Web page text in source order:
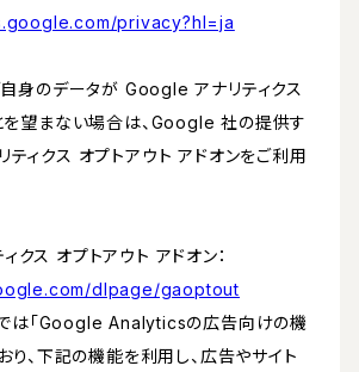
privacy?hl=ja
身のデータが Google アナリティクス
を望まない場合は、Google 社の提供す
ィクス オプトアウト アドオンをご利用
クス オプトアウト アドオン：
dlpage/gaoptout
では「Google Analyticsの広告向けの機
り、下記の機能を利用し、広告やサイト